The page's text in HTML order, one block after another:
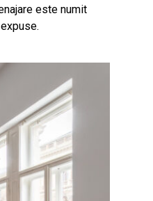
este numit